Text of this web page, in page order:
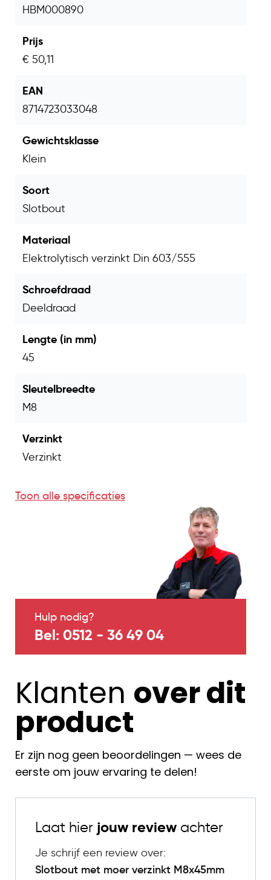
HBM000890
Prijs
€ 50,11
EAN
8714723033048
Gewichtsklasse
Klein
Soort
Slotbout
Materiaal
Elektrolytisch verzinkt Din 603/555
Schroefdraad
Deeldraad
Lengte (in mm)
45
Sleutelbreedte
M8
Verzinkt
Verzinkt
Toon alle specificaties
Hulp nodig?
Bel: 0512 - 36 49 04
Klanten over dit
product
Er zijn nog geen beoordelingen — wees de
eerste om jouw ervaring te delen!
Laat hier jouw review achter
Je schrijf een review over:
Slotbout met moer verzinkt M8x45mm